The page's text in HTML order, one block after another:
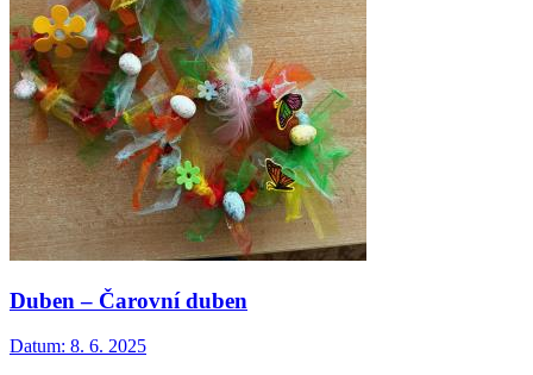
Duben – Čarovní duben
Datum: 8. 6. 2025